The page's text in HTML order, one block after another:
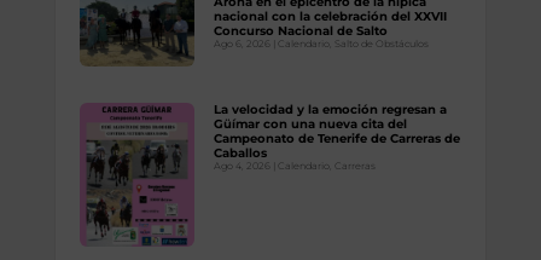
nacional con la celebración del XXVII
Concurso Nacional de Salto
Ago 6, 2026 Calendario, Salto de Obstáculos
La velocidad y la emoción regresan a
Güímar con una nueva cita del
Campeonato de Tenerife de Carreras de
Caballos
Ago 4, 2026 Calendario, Carreras